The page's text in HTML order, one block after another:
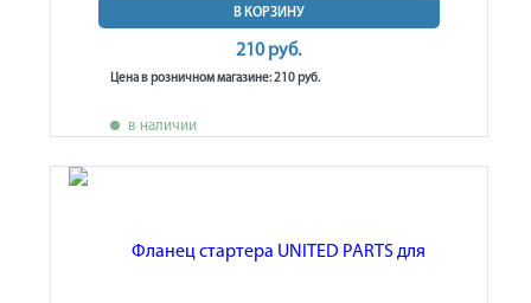
В КОРЗИНУ
210 руб.
Цена в розничном магазине: 210 руб.
в наличии